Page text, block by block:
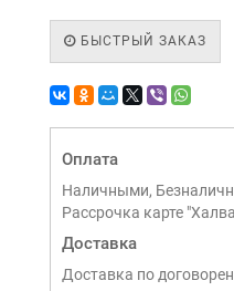
БЫСТРЫЙ ЗАКАЗ
Оплата
Наличными,
Рассрочка карте
Доставка
Доставка по